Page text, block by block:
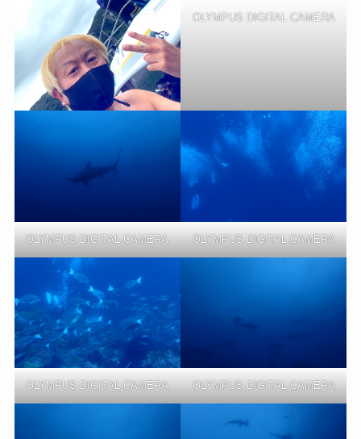
OLYMPUS DIGITAL CAMERA
OLYMPUS DIGITAL CAMERA OLYMPUS DIGITAL CAMERA
OLYMPUS DIGITAL CAMERA OLYMPUS DIGITAL CAMERA